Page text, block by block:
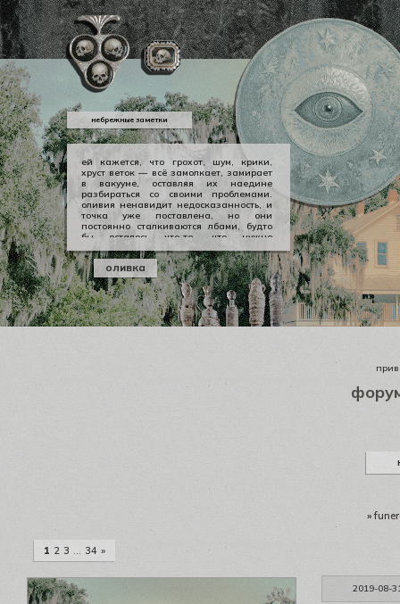
ей кажется, что грохот, шум, крики,
хруст веток — всё замолкает, замирает
в вакууме, оставляя их наедине
разбираться со своими проблемами.
оливия ненавидит недосказанность, и
точка уже поставлена, но они
постоянно сталкиваются лбами, будто
бы осталось что-то, что нужно
произнести вслух, выкричать, выскулить
болезненным визгом, чтобы не
тревожило никогда не заживающей
раной. но оливии нечего сказать
джеральду, а джеральду просто
плевать.
оливка
небрежные заметки
»
1 2 3 … 34 »
2019-08-